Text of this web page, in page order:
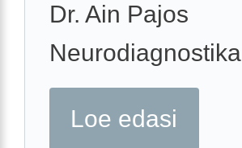
Dr. Ain Pajos
Neurodiagnostika
Loe edasi